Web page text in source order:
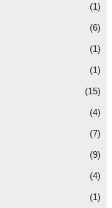
(1)
(6)
(1)
(1)
(15)
(4)
(7)
(9)
(4)
(1)